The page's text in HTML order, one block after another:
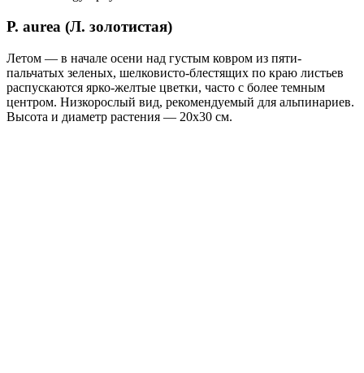
P. aurea (Л. золотистая)
Летом — в на­чале осени над густым ковром из пяти-
пальчатых зеленых, шелковисто-блес­тящих по краю листьев
распускаются ярко-желтые цветки, часто с более тем­ным
центром. Низкорослый вид, рекомендуемый для альпинариев.
Высота и диаметр растения — 20х30 см.